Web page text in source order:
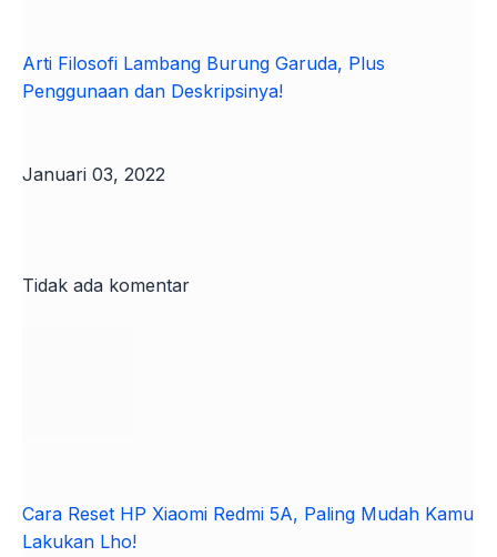
Arti Filosofi Lambang Burung Garuda, Plus
Penggunaan dan Deskripsinya!
Januari 03, 2022
Tidak ada komentar
Cara Reset HP Xiaomi Redmi 5A, Paling Mudah Kamu
Lakukan Lho!